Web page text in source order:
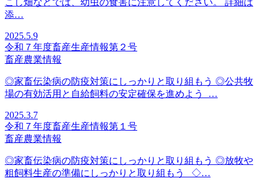
添…
2025.5.9
令和７年度畜産生産情報第２号
畜産農業情報
◎家畜伝染病の防疫対策にしっかりと取り組もう ◎公共牧
場の有効活用と自給飼料の安定確保を進めよう …
2025.3.7
令和７年度畜産生産情報第１号
畜産農業情報
◎家畜伝染病の防疫対策にしっかりと取り組もう ◎放牧や
粗飼料生産の準備にしっかりと取り組もう ◇…